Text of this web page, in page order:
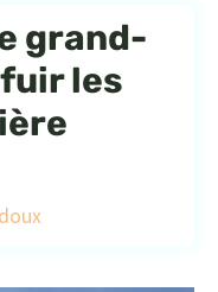
grand-
les